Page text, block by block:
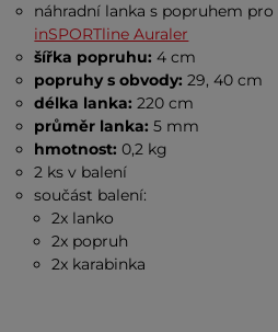
náhradní lanka s popruhem pro
inSPORTline Auraler
šířka popruhu: 4 cm
popruhy s obvody:29, 40 cm
délka lanka:220 cm
průměr lanka:5 mm
hmotnost: 0,2 kg
2 ks v balení
součást balení:
2x lanko
2x popruh
2x karabinka